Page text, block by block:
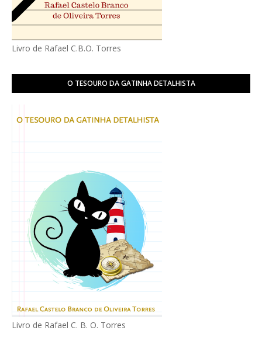
Livro de Rafael C.B.O. Torres
O TESOURO DA GATINHA DETALHISTA
Livro de Rafael C. B. O. Torres